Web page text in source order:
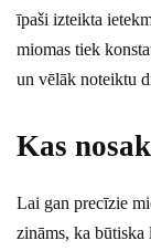
īpaši izteikta
miomas tiek
un vēlāk noteiktu
Kas
Lai gan precīzie
zināms, ka